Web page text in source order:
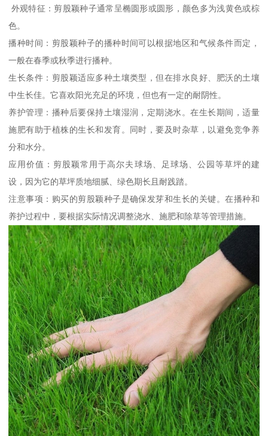
外观特征：剪股颖种子通常呈椭圆形或圆形，颜色多为浅黄色或棕
色。
播种时间：剪股颖种子的播种时间可以根据地区和气候条件而定，
一般在春季或秋季进行播种。
生长条件：剪股颖适应多种土壤类型，但在排水良好、肥沃的土壤
中生长佳。它喜欢阳光充足的环境，但也有一定的耐阴性。
养护管理：播种后要保持土壤湿润，定期浇水。在生长期间，适量
施肥有助于植株的生长和发育。同时，要及时杂草，以避免竞争养
分和水分。
应用价值：剪股颖常用于高尔夫球场、足球场、公园等草坪的建
设，因为它的草坪质地细腻、绿色期长且耐践踏。
注意事项：购买的剪股颖种子是确保发芽和生长的关键。在播种和
养护过程中，要根据实际情况调整浇水、施肥和除草等管理措施。